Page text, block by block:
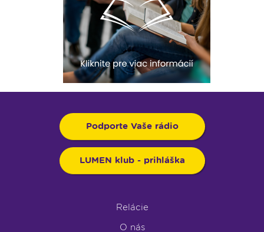
Podporte Vaše rádio
LUMEN klub - prihláška
Relácie
O nás